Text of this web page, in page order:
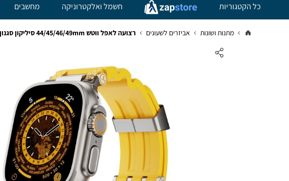
כל הקטגוריות חשמל ואלקטרוניקה מחשבים
מתנות ושונות אביזרים לשעונים רצועה לאפל ווטש 44/45/46/49mm סיליקון סגנון Mechanical צהוב